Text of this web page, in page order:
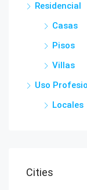
Residencial
Casas
Pisos
Villas
Uso
Locales
Cities